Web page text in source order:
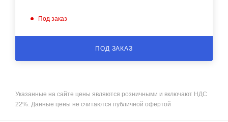
Под заказ
ПОД ЗАКАЗ
Указанные на сайте цены являются розничными и включают НДС
22%. Данные цены не считаются публичной офертой